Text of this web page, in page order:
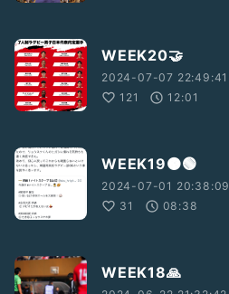
WEEK20🤝
2024-07-07 22:49:41
121
12:01
WEEK19🟠🟢
2024-07-01 20:38:09
31
08:38
WEEK18🙏